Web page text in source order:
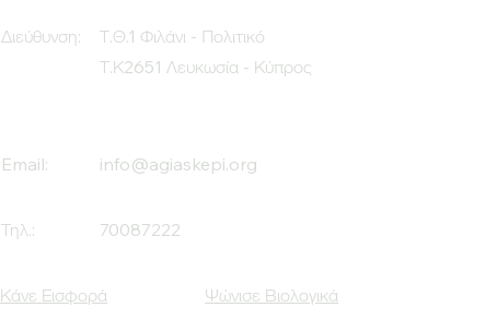
Διεύθυνση:
Τ.Θ.1 Φιλάνι - Πολιτικό
Τ.Κ2651 Λευκωσία - Κύπρος
Email: info@agiaskepi.org
Τηλ.: 70087222
Κάνε Εισφορά Ψώνισε Βιολογικά